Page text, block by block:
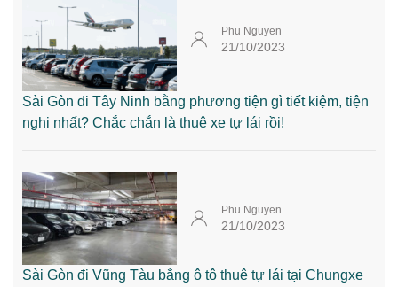
Phu Nguyen
21/10/2023
Sài Gòn đi Tây Ninh bằng phương tiện gì tiết kiệm, tiện
nghi nhất? Chắc chắn là thuê xe tự lái rồi!
Phu Nguyen
21/10/2023
Sài Gòn đi Vũng Tàu bằng ô tô thuê tự lái tại Chungxe